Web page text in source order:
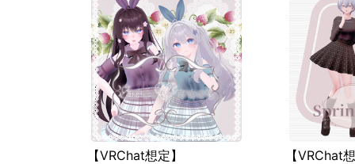
【VRChat想定】
【VRChat